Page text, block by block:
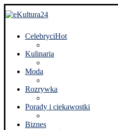
CelebryciHot
Kulinaria
Moda
Rozrywka
Porady i ciekawostki
Biznes